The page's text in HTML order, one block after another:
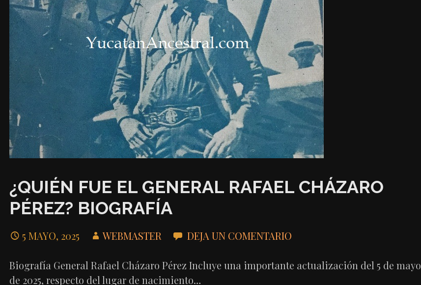
¿QUIÉN FUE EL GENERAL RAFAEL CHÁZARO
PÉREZ? BIOGRAFÍA
5 MAYO, 2025 WEBMASTER DEJA UN COMENTARIO
Biografía General Rafael Cházaro Pérez Incluye una importante actualización del 5 de mayo
de 2025, respecto del lugar de nacimiento…